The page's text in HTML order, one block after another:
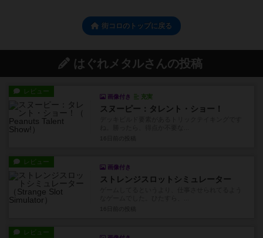
街コロのトップに戻る
はぐれメタルさんの投稿
レビュー
画像付き 充実
スヌーピー：タレント・ショー！
レビュー
画像付き
ストレンジスロットシミュレーター
レビュー